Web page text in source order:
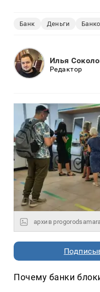
Банк Деньги
Илья
Редактор
архив
Почему банки